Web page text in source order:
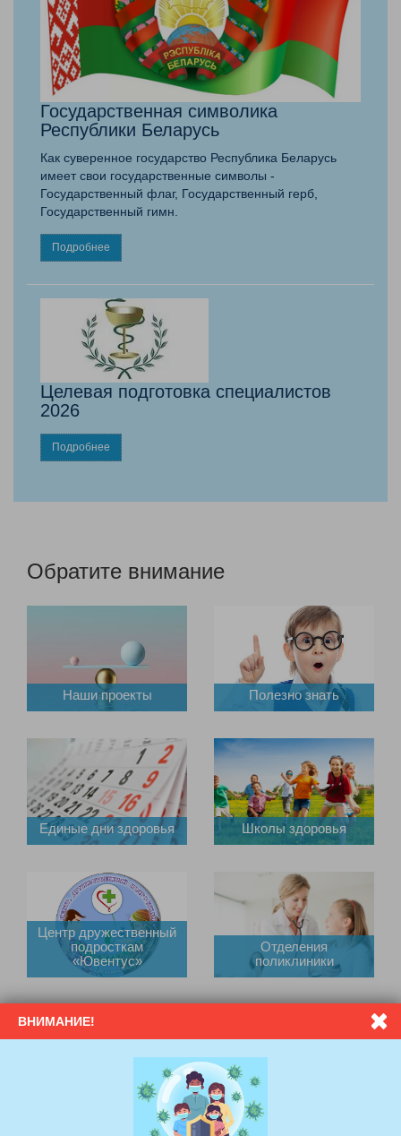
Государственная символика
Республики Беларусь
Как суверенное государство Республика Беларусь
имеет свои государственные символы -
Государственный флаг, Государственный герб,
Государственный гимн.
Подробнее
Целевая подготовка специалистов
2026
Подробнее
Обратите внимание
Наши проекты Полезно знать
Единые дни здоровья Школы здоровья
Центр дружественный
подросткам
«Ювентус»
Отделения
поликлиники
Платные услуги Электронный рецепт
ВНИМАНИЕ!